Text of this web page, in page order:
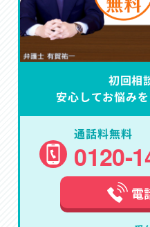
初回相
安心してお悩み
通話料無料
0120-
電